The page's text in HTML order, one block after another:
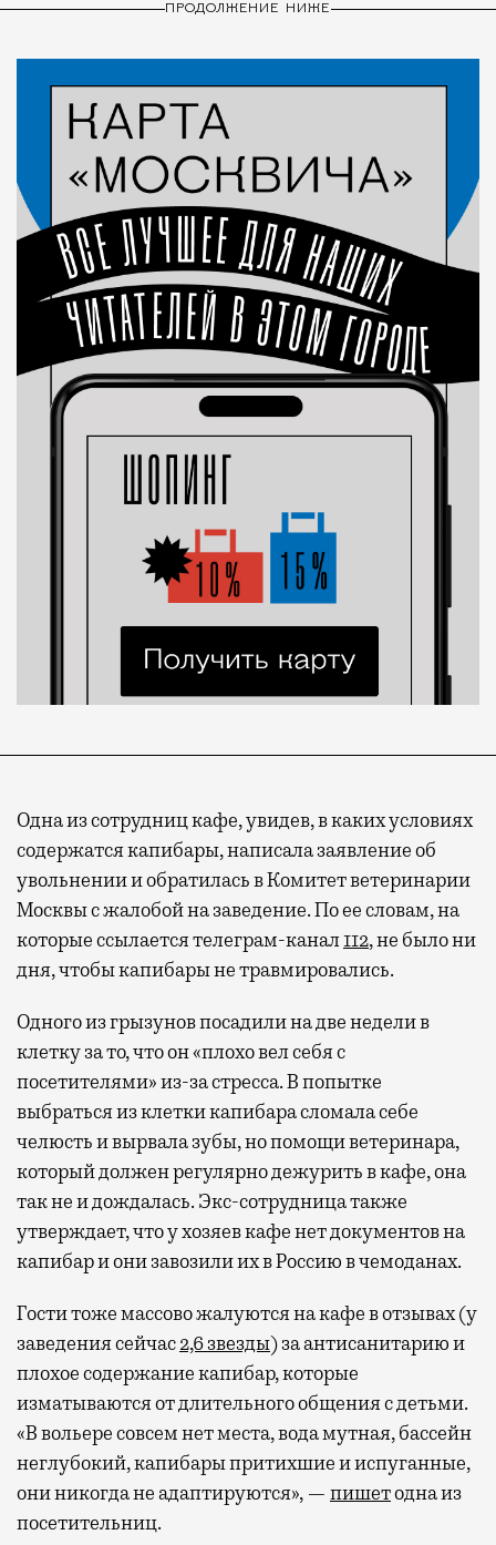
Современный путешественник часто берет
с собой не только чемодан, но и ноутбук.
А ожидание рейса все чаще превращается
не в потерянное время, а в возможность
спокойно закончить дела или спланировать
активности в путешествии, например
забронировать нужные билеты и рестораны.
Бизнес-зал становится местом, где можно
провести переговоры, поработать или просто
окна за тем, как взлетают и садятся
самолеты. В Москве нет недостатка
в лаунжах. В аэропортах их обычно
несколько — в разных зонах воздушных
гаваней. На некоторых вокзалах — тоже.
Лаунжи доступны на Ленинградском,
Попасть в бизнес-залы
ПРОДОЛЖЕНИЕ НИЖЕ
Одна из сотрудниц кафе, увидев, в каких условиях
содержатся капибары, написала заявление об
увольнении и обратилась в Комитет ветеринарии
Москвы с жалобой на заведение. По ее словам, на
которые ссылается телеграм-канал112, не было ни
дня, чтобы капибары не травмировались.
Одного из грызунов посадили на две недели в
клетку за то, что он «плохо вел себя с
посетителями» из-за стресса. В попытке
выбраться из клетки капибара сломала себе
челюсть и вырвала зубы, но помощи ветеринара,
который должен регулярно дежурить в кафе, она
так не и дождалась. Экс-сотрудница также
утверждает, что у хозяев кафе нет документов на
капибар и они завозили их в Россию в чемоданах.
Гости тоже массово жалуются на кафе в отзывах (у
заведения сейчас2,6 звезды) за антисанитарию и
плохое содержание капибар, которые
изматываются от длительного общения с детьми.
«В вольере совсем нет места, вода мутная, бассейн
неглубокий, капибары притихшие и испуганные,
они никогда не адаптируются», — пишетодна из
посетительниц.